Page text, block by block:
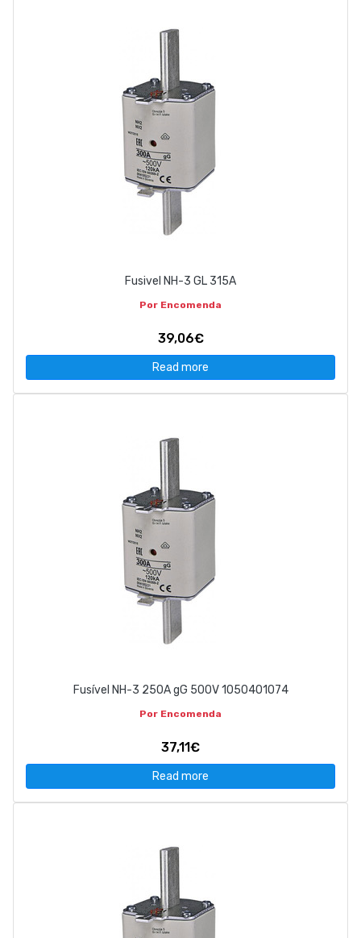
Fusivel NH-3 GL 315A
Por Encomenda
39,06€
Read more
Fusível NH-3 250A gG 500V 1050401074
Por Encomenda
37,11€
Read more